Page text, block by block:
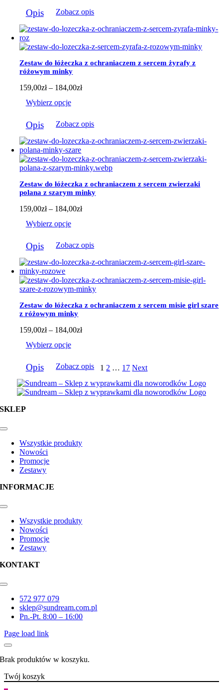
do
produkt
ma
wiele
wariantów.
Opcje
można
wybrać
na
stronie
Opis Zobacz opis
Zestaw do łóżeczka z ochraniaczem z sercem żyrafy z
różowym minky
159,00zł – 184,00złZakres
do
Wybierz opcje
produkt
ma
wiele
wariantów.
Opcje
można
wybrać
na
stronie
produktu
Opis Zobacz opis
Zestaw do łóżeczka z ochraniaczem z sercem zwierzaki
polana z szarym minky
159,00zł – 184,00złZakres
do
Wybierz opcje
produkt
ma
wiele
wariantów.
Opcje
można
wybrać
na
stronie
produktu
Opis Zobacz opis
Zestaw do łóżeczka z ochraniaczem z sercem misie girl szare
z różowym minky
159,00zł – 184,00złZakres
do
184,00zł
Wybierz opcje
produkt
ma
wiele
wariantów.
Opcje
można
stronie
produktu
Opis Zobacz opis 1 2 … 17 Next
SKLEP
Toggle
NavigationWszystkie produkty
Nowości
Promocje
Zestawy
INFORMACJE
Toggle
NavigationWszystkie produkty
Nowości
Promocje
Zestawy
KONTAKT
Toggle
Navigation572 977 079
sklep@sundream.com.pl
Pn.-Pt. 8:00 – 16:00
Page load link
Brak produktów w koszyku.
Twój koszyk